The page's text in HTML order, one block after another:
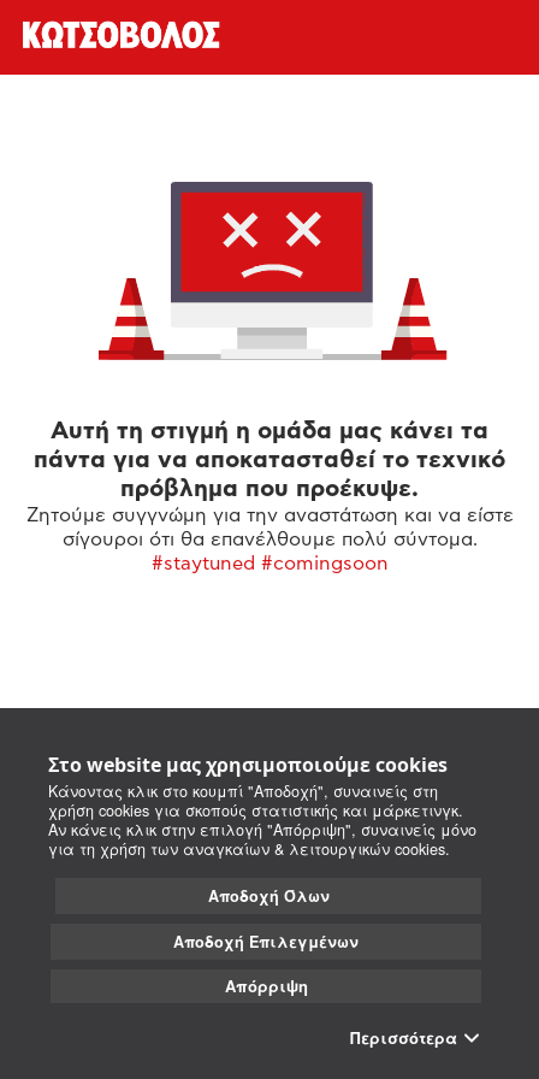
Στο website μας χρησιμοποιούμε cookies
Κάνοντας κλικ στο κουμπί "Αποδοχή", συναινείς στη
χρήση cookies για σκοπούς στατιστικής και μάρκετινγκ.
Αν κάνεις κλικ στην επιλογή "Απόρριψη", συναινείς μόνο
για τη χρήση των αναγκαίων & λειτουργικών cookies.
Αποδοχή Όλων
Αποδοχή Επιλεγμένων
Απόρριψη
Περισσότερα
Αυτή τη στιγμή η ομάδα μας κάνει τα
πάντα για να αποκατασταθεί το τεχνικό
πρόβλημα που προέκυψε.
Ζητούμε συγγνώμη για την αναστάτωση και να είστε
σίγουροι ότι θα επανέλθουμε πολύ σύντομα.
#staytuned #comingsoon